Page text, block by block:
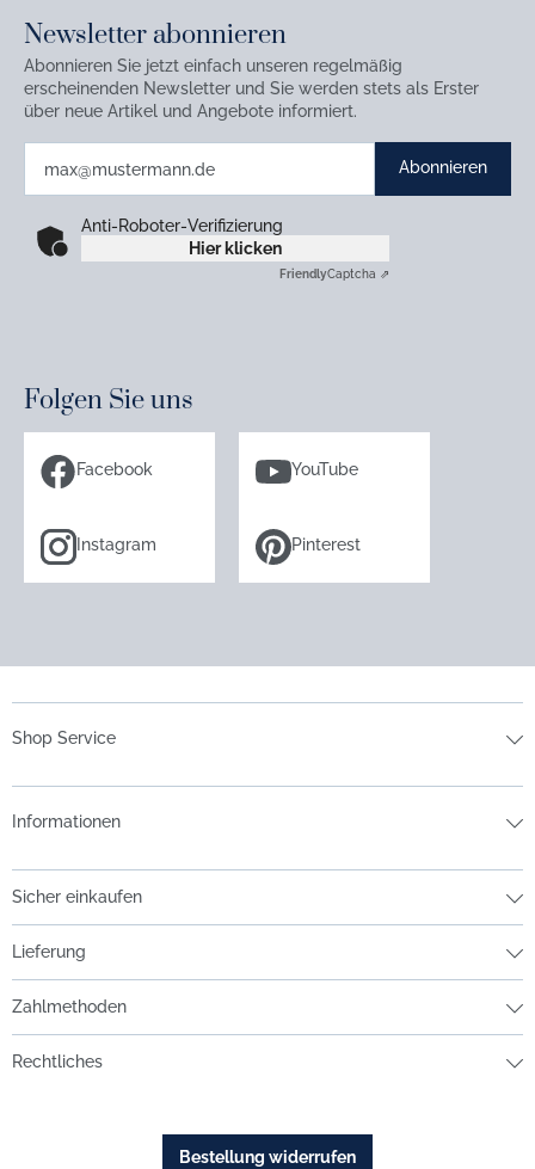
Newsletter abonnieren
Abonnieren Sie jetzt einfach unseren regelmäßig
erscheinenden Newsletter und Sie werden stets als Erster
über neue Artikel und Angebote informiert.
Abonnieren
Anti-Roboter-Verifizierung
Hier klicken
FriendlyCaptcha ⇗
Folgen Sie uns
Facebook YouTube
Instagram Pinterest
Shop Service
Informationen
Sicher einkaufen
Lieferung
Zahlmethoden
Rechtliches
Bestellung widerrufen